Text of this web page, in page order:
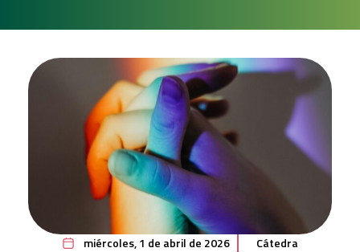
miércoles, 1 de abril de 2026 Cátedra